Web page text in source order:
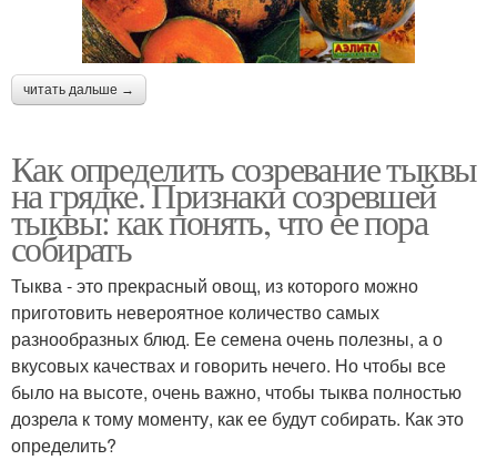
читать дальше →
Как определить созревание тыквы
на грядке. Признаки созревшей
тыквы: как понять, что ее пора
собирать
Тыква - это прекрасный овощ, из которого можно
приготовить невероятное количество самых
разнообразных блюд. Ее семена очень полезны, а о
вкусовых качествах и говорить нечего. Но чтобы все
было на высоте, очень важно, чтобы тыква полностью
дозрела к тому моменту, как ее будут собирать. Как это
определить?